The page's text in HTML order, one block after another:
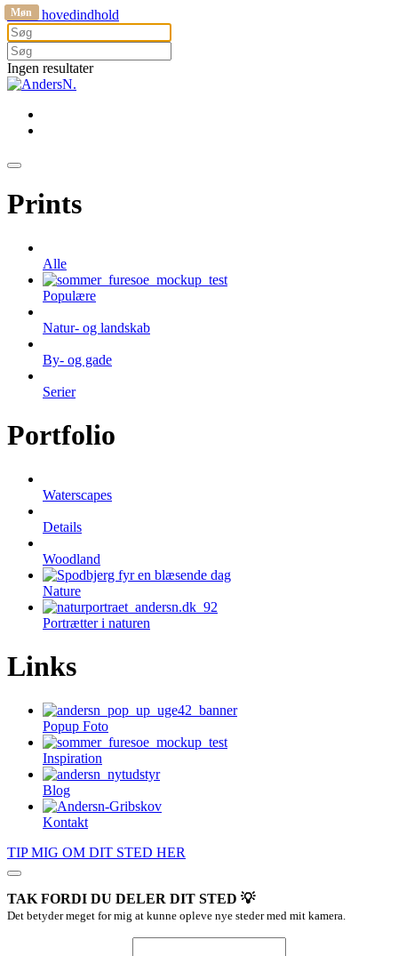
Gå til hovedindhold
Ingen resultater
Prints
Alle
Populære
Natur- og landskab
By- og gade
Serier
Portfolio
Waterscapes
Details
Woodland
Nature
Portrætter i naturen
Links
Popup Foto
Inspiration
Blog
Kontakt
TIP MIG OM DIT STED HER
TAK FORDI DU DELER DIT STED 💡
Det betyder meget for mig at kunne opleve nye steder med mit kamera.
Møn